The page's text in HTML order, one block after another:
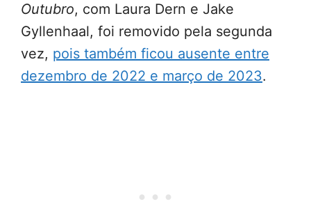
Outubro, com Laura Dern e Jake
Gyllenhaal, foi removido pela segunda
vez, pois também ficou ausente entre
dezembro de 2022 e março de 2023.